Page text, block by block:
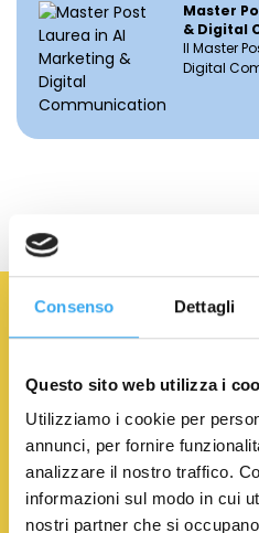
Consenso Dettagli
Questo sito web utilizza i
Utilizziamo i cookie per
annunci, per fornire
analizzare il nostro traffico.
informazioni sul modo in cui
nostri partner che si
Master
& Digital
Il Master
Digital
Iscriviti alla
EMAIL*
Acconsento al